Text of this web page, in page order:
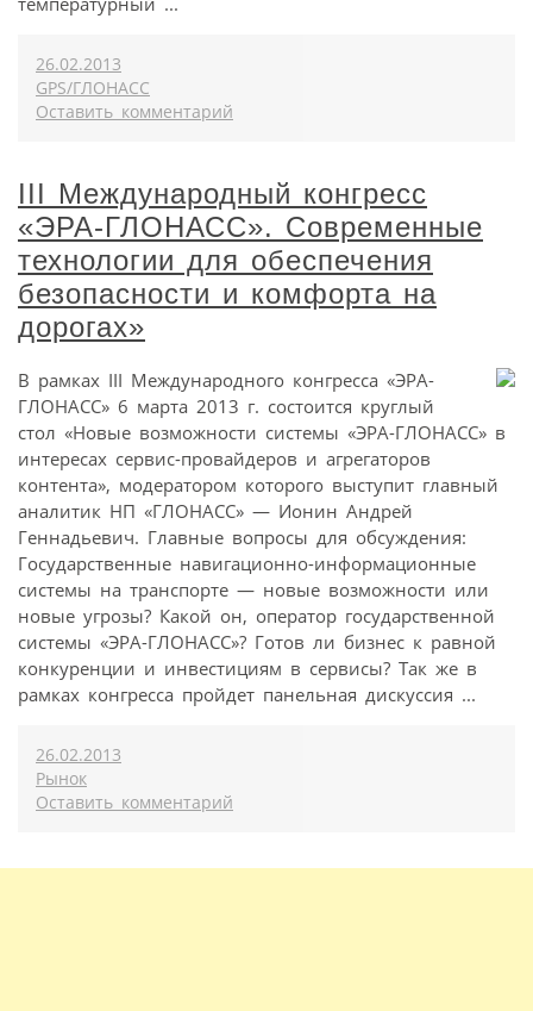
26.02.2013
GPS/ГЛОНАСС
Оставить комментарий
III Международный конгресс
«ЭРА-ГЛОНАСС». Современные
технологии для обеспечения
безопасности и комфорта на
дорогах»
В рамках III Международного конгресса «ЭРА-
ГЛОНАСС» 6 марта 2013 г. состоится круглый
стол «Новые возможности системы «ЭРА-ГЛОНАСС» в
интересах сервис-провайдеров и агрегаторов
контента», модератором которого выступит главный
аналитик НП «ГЛОНАСС» — Ионин Андрей
Геннадьевич. Главные вопросы для обсуждения:
Государственные навигационно-информационные
системы на транспорте — новые возможности или
новые угрозы? Какой он, оператор государственной
системы «ЭРА-ГЛОНАСС»? Готов ли бизнес к равной
конкуренции и инвестициям в сервисы? Так же в
рамках конгресса пройдет панельная дискуссия ...
26.02.2013
Рынок
Оставить комментарий